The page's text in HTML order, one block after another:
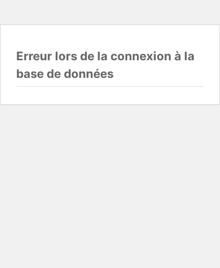
Erreur lors de la connexion à la
base de données